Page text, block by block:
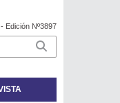
- Edición Nº3897